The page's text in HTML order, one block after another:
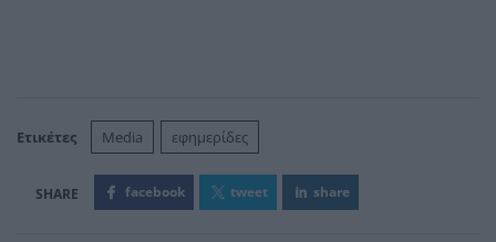
Ετικέτες Media εφημερίδες
facebook tweet share